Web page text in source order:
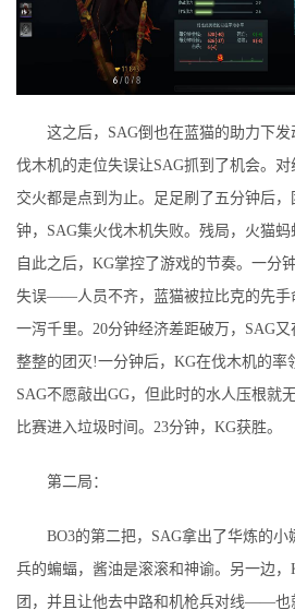
这之后，SAG倒也在蓝猫的助力下发
伐木机的走位失误让SAG抓到了机会。
交火都是点到为止。足足刷了五分钟后
钟，SAG集火伐木机失败。残局，火猫蚂
自此之后，KG掌控了游戏的节奏。一分
失误——人员不齐，蓝猫被拉比克的先手
一泻千里。20分钟经济差距破万，SAG
整整的团灭!一分钟后，KG在伐木机的率
SAG不愿敲出GG，但此时的水人压根就
比赛进入垃圾时间。23分钟，KG获胜。
第二局：
BO3的第二把，SAG拿出了华炼的小
兵的蝙蝠，酱油是滚滚和神谕。另一边
团，并且让他去中路和机枪兵对线——也